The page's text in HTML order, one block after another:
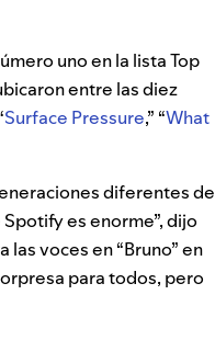
uno en la lista Top
entre las diez
Surface Pressure,” “What
diferentes de
es enorme”, dijo
voces en “Bruno” en
para todos, pero